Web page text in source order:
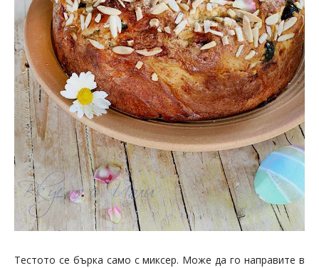
Тестото се бърка само с миксер. Може да го направите в